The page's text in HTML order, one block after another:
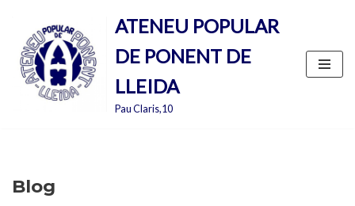
Vés
al
contingut
ATENEU POPULAR
DE PONENT DE
LLEIDA
Pau Claris,10
Blog